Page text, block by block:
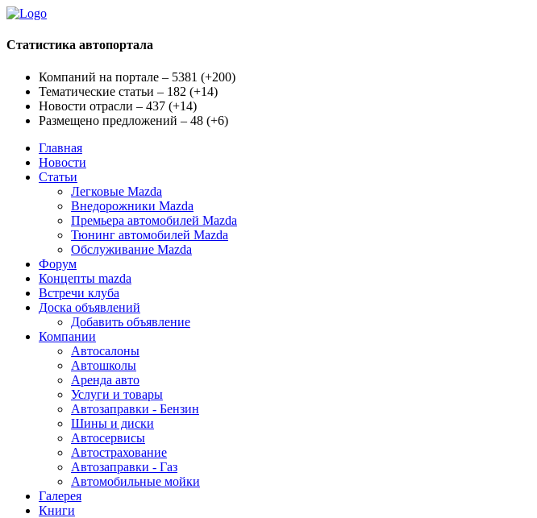
Статистика автопортала
Компаний на портале – 5381 (+200)
Тематические статьи – 182 (+14)
Новости отрасли – 437 (+14)
Размещено предложений – 48 (+6)
Главная
Новости
Статьи
Легковые Mazda
Внедорожники Mazda
Премьера автомобилей Mazda
Тюнинг автомобилей Mazda
Обслуживание Mazda
Форум
Концепты mazda
Встречи клуба
Доска объявлений
Добавить объявление
Компании
Автосалоны
Автошколы
Аренда авто
Услуги и товары
Автозаправки - Бензин
Шины и диски
Автосервисы
Автострахование
Автозаправки - Газ
Автомобильные мойки
Галерея
Книги